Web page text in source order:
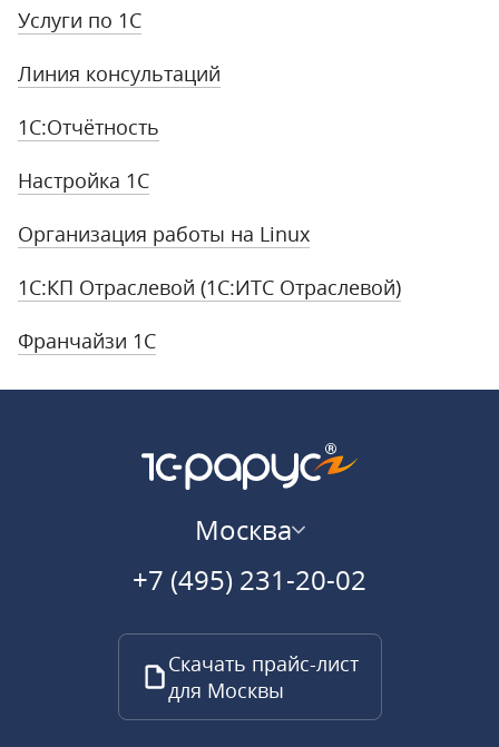
Услуги по 1С
Линия консультаций
1С:Отчётность
Настройка 1С
Организация работы на Linux
1С:КП Отраслевой (1С:ИТС Отраслевой)
Франчайзи 1С
Москва
+7 (495) 231-20-02
Скачать прайс-лист
для Москвы